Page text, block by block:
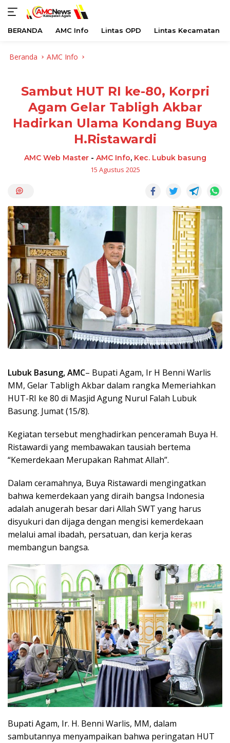
BERANDA AMC Info Lintas OPD Lintas Kecamatan
Beranda AMC Info
Sambut HUT RI ke-80, Korpri
Agam Gelar Tabligh Akbar
Hadirkan Ulama Kondang Buya
H.Ristawardi
AMC Web Master- AMC Info, Kec. Lubuk basung
15 Agustus 2025
Lubuk Basung, AMC– Bupati Agam, Ir H Benni Warlis
MM, Gelar Tabligh Akbar dalam rangka Memeriahkan
HUT-RI ke 80 di Masjid Agung Nurul Falah Lubuk
Basung. Jumat (15/8).
Kegiatan tersebut menghadirkan penceramah Buya H.
Ristawardi yang membawakan tausiah bertema
“Kemerdekaan Merupakan Rahmat Allah”.
Dalam ceramahnya, Buya Ristawardi mengingatkan
bahwa kemerdekaan yang diraih bangsa Indonesia
adalah anugerah besar dari Allah SWT yang harus
disyukuri dan dijaga dengan mengisi kemerdekaan
melalui amal ibadah, persatuan, dan kerja keras
membangun bangsa.
Bupati Agam, Ir. H. Benni Warlis, MM, dalam
sambutannya menyampaikan bahwa peringatan HUT